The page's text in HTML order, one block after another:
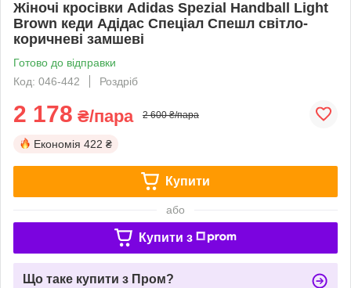
Жіночі кросівки Adidas Spezial Handball Light
Brown кеди Адідас Спеціал Спешл світло-
коричневі замшеві
Готово до відправки
Код: 046-442
Роздріб
2 178 ₴/пара 2 600 ₴/пара
Економія 422 ₴
Купити
або
Купити з
Що таке купити з Пром?